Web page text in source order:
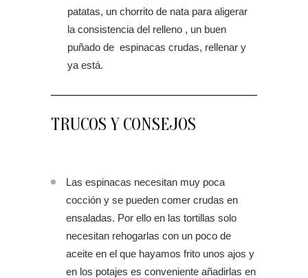
patatas, un chorrito de nata para aligerar
la consistencia del relleno , un buen
puñado de espinacas crudas, rellenar y
ya está.
TRUCOS Y CONSEJOS
Las espinacas necesitan muy poca
cocción y se pueden comer crudas en
ensaladas. Por ello en las tortillas solo
necesitan rehogarlas con un poco de
aceite en el que hayamos frito unos ajos y
en los potajes es conveniente añadirlas en